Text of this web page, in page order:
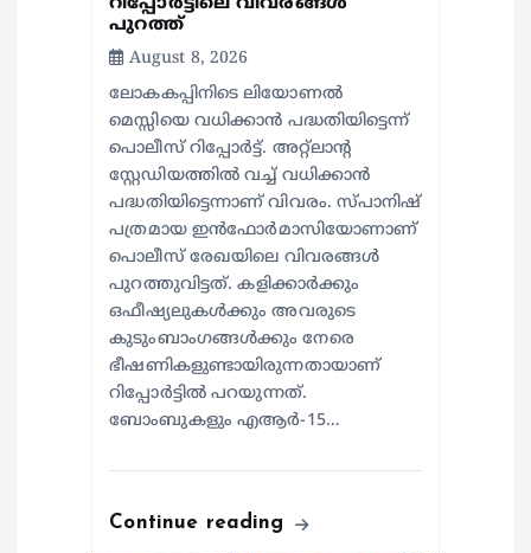
റിപ്പോർട്ടിലെ വിവരങ്ങൾ
പുറത്ത്
August 8, 2026
ലോകകപ്പിനിടെ ലിയോണൽ
മെസ്സിയെ വധിക്കാൻ പദ്ധതിയിട്ടെന്ന്
പൊലീസ് റിപ്പോർട്ട്. അറ്റ്‌ലാന്റ
സ്റ്റേഡിയത്തിൽ വച്ച് വധിക്കാൻ
പദ്ധതിയിട്ടെന്നാണ് വിവരം. സ്പാനിഷ്
പത്രമായ ഇൻഫോർമാസിയോണാണ്
പൊലീസ് രേഖയിലെ വിവരങ്ങൾ
പുറത്തുവിട്ടത്. കളിക്കാർക്കും
ഒഫീഷ്യലുകൾക്കും അവരുടെ
കുടുംബാംഗങ്ങൾക്കും നേരെ
ഭീഷണികളുണ്ടായിരുന്നതായാണ്
റിപ്പോർട്ടിൽ പറയുന്നത്.
ബോംബുകളും എആർ-15…
Continue reading